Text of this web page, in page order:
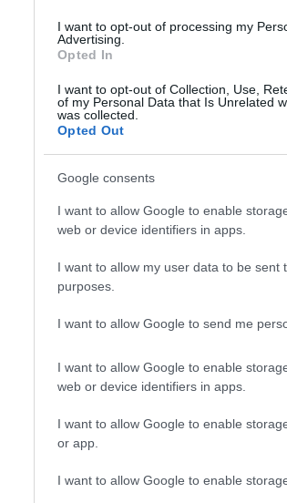
I want to opt-out of processing my
Advertising.
Opted In
I want to opt-out of Collection, Use,
of my Personal Data that Is Unrelated
was collected.
Opted Out
Google consents
I want to allow Google to enable
web or device identifiers in apps.
I want to allow my user data to be sent
purposes.
I want to allow Google to send me
I want to allow Google to enable
web or device identifiers in apps.
I want to allow Google to enable
or app.
I want to allow Google to enable
del Sur, en torno a las 8.39″.
y Miyagi